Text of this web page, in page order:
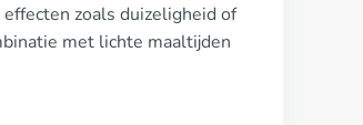
zoals duizeligheid of
met lichte maaltijden